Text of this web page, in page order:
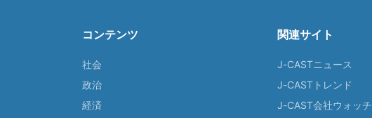
コンテンツ
社会
政治
経済
関連サイト
J-CASTニュース
J-CASTトレンド
J-CAST会社ウォッチ